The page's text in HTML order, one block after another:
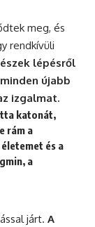
meg, és
rendkívüli
lépésről
újabb
izgalmat.
katonát,
rám a
és a
a
járt. A